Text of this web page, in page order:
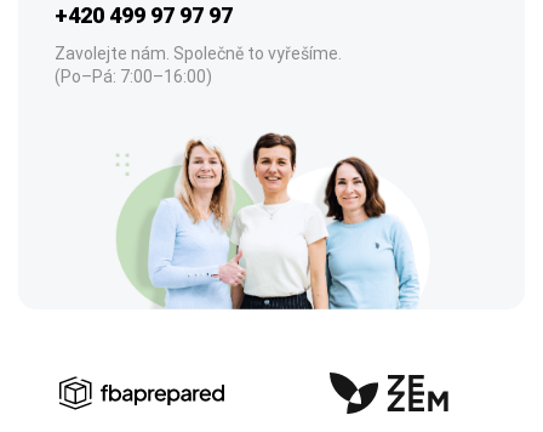
+420 499 97 97 97
Zavolejte nám. Společně to vyřešíme.
(Po–Pá: 7:00–16:00)